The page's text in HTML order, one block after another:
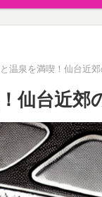
温泉を満喫！仙台近
仙台近郊